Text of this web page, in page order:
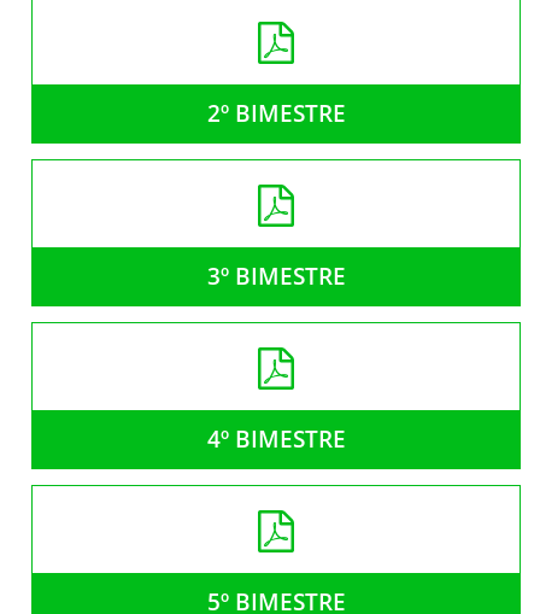
2º BIMESTRE
3º BIMESTRE
4º BIMESTRE
5º BIMESTRE